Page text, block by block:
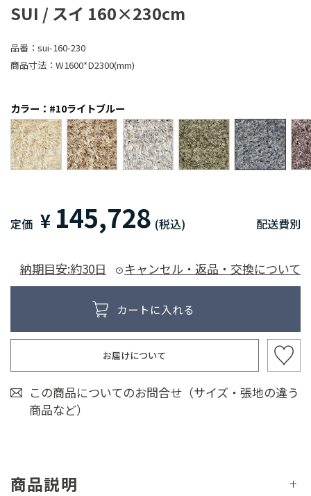
SUI / スイ 160×230cm
品番： sui-160-230
商品寸法： W1600*D2300(mm)
カラー：#10ライトブルー
定価 ¥ 145,728 (税込) 配送費別
納期目安:約30日 キャンセル・返品・交換について
お届けについて
この商品についてのお問合せ（サイズ・張地の違う
商品など）
商品説明